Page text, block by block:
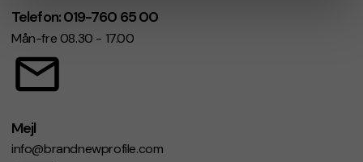
Telefon: 019-760 65 00
Mån-fre 08.30 - 17.00
Mejl
info@brandnewprofile.com